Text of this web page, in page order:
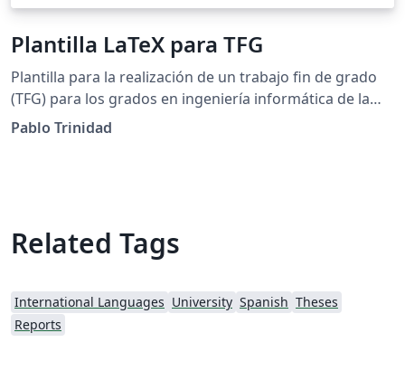
Plantilla LaTeX para TFG
Plantilla para la realización de un trabajo fin de grado
(TFG) para los grados en ingeniería informática de la
Escuela Técnica Superior de Ingeniería Informática de la
Pablo Trinidad
Related Tags
International Languages University Spanish Theses
Reports